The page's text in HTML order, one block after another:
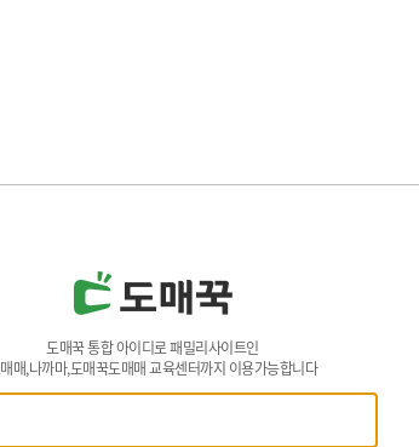
도매꾹 통합 아이디로 패밀리사이트인
매,나까마,도매꾹도매매 교육센터까지 이용가능합니다